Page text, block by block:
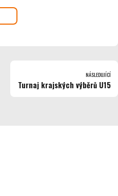
NÁSLEDUJÍCÍ
Turnaj krajských výběrů U15